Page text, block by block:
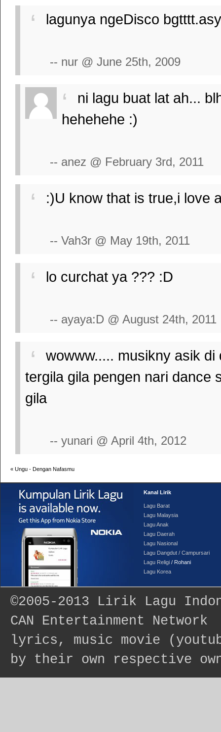
lagunya ngeDisco
-- nur @ June 25th, 2009
ni lagu buat lat ah...
hehehehe :)
-- anez @ February 3rd, 2011
:)U know that is true,i love
-- Vah3r @ May 19th, 2011
lo curchat ya ??? :D
-- ayaya:D @ August 24th, 2011
wowww..... musikny asik
tergila gila pengen nari dance
gila
-- yunari @ April 4th, 2012
« Ungu - Dengan Nafasmu
Kanal Lirik
Lagu Barat
Lagu Malaysia
Lagu Anak
Lagu Daerah
Lagu Nasional
Lagu Dangdut / Campursari
Lagu Religi / Rohani
Lagu Korea
©2005-2013 Lirik Lagu
CAN Entertainment Network
lyrics, music movie
by their own respective